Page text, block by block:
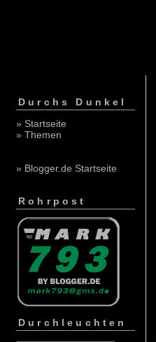
Durchs Dunkel
» Startseite
» Themen
» Blogger.de Startseite
Rohrpost
Durchleuchten